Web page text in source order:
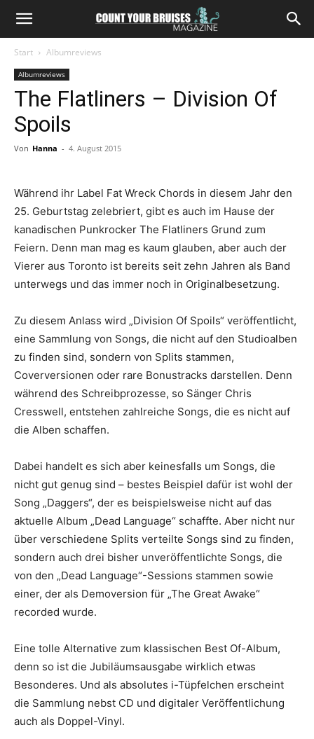
Start Albumreviews
Albumreviews
The Flatliners – Division Of
Spoils
Von Hanna - 4. August 2015
Während ihr Label Fat Wreck Chords in diesem Jahr den
25. Geburtstag zelebriert, gibt es auch im Hause der
kanadischen Punkrocker The Flatliners Grund zum
Feiern. Denn man mag es kaum glauben, aber auch der
Vierer aus Toronto ist bereits seit zehn Jahren als Band
unterwegs und das immer noch in Originalbesetzung.
Zu diesem Anlass wird „Division Of Spoils“ veröffentlicht,
eine Sammlung von Songs, die nicht auf den Studioalben
zu finden sind, sondern von Splits stammen,
Coverversionen oder rare Bonustracks darstellen. Denn
während des Schreibprozesse, so Sänger Chris
Cresswell, entstehen zahlreiche Songs, die es nicht auf
die Alben schaffen.
Dabei handelt es sich aber keinesfalls um Songs, die
nicht gut genug sind – bestes Beispiel dafür ist wohl der
Song „Daggers“, der es beispielsweise nicht auf das
aktuelle Album „Dead Language“ schaffte. Aber nicht nur
über verschiedene Splits verteilte Songs sind zu finden,
sondern auch drei bisher unveröffentlichte Songs, die
von den „Dead Language“-Sessions stammen sowie
einer, der als Demoversion für „The Great Awake“
recorded wurde.
Eine tolle Alternative zum klassischen Best Of-Album,
denn so ist die Jubiläumsausgabe wirklich etwas
Besonderes. Und als absolutes i-Tüpfelchen erscheint
die Sammlung nebst CD und digitaler Veröffentlichung
auch als Doppel-Vinyl.